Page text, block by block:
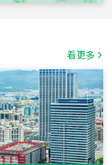
看更多